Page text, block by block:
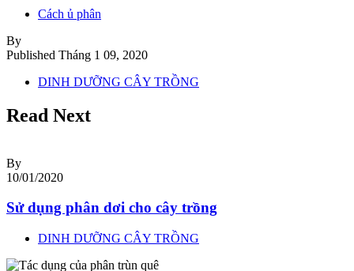
Cách ủ phân
By
Published Tháng 1 09, 2020
DINH DƯỠNG CÂY TRỒNG
Read Next
By
10/01/2020
Sử dụng phân dơi cho cây trồng
DINH DƯỠNG CÂY TRỒNG